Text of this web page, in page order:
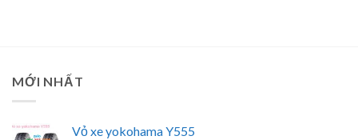
MỚI NHẤT
Vỏ xe yokohama Y555